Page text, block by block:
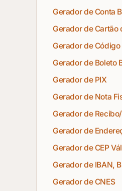
Gerador de Conta
Gerador de Cartão
Gerador de
Gerador de Boleto
Gerador de PIX
Gerador de Nota
Gerador de
Gerador de
Gerador de CEP
Gerador de IBAN,
Gerador de CNES